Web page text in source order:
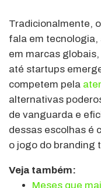
Tradicionalmente, o
fala em tecnologia,
em marcas
até startups
competem pela
alternativas
de vanguarda e
dessas escolhas é
o jogo do branding
Veja também:
Meses que